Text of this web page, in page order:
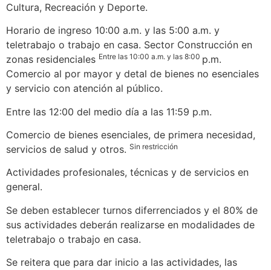
Cultura, Recreación y Deporte.
Horario de ingreso 10:00 a.m. y las 5:00 a.m. y
teletrabajo o trabajo en casa. Sector Construcción en
zonas residenciales Entre las 10:00 a.m. y las 8:00 p.m.
Comercio al por mayor y detal de bienes no esenciales
y servicio con atención al público.
Entre las 12:00 del medio día a las 11:59 p.m.
Comercio de bienes esenciales, de primera necesidad,
servicios de salud y otros. Sin restricción
Actividades profesionales, técnicas y de servicios en
general.
Se deben establecer turnos diferrenciados y el 80% de
sus actividades deberán realizarse en modalidades de
teletrabajo o trabajo en casa.
Se reitera que para dar inicio a las actividades, las